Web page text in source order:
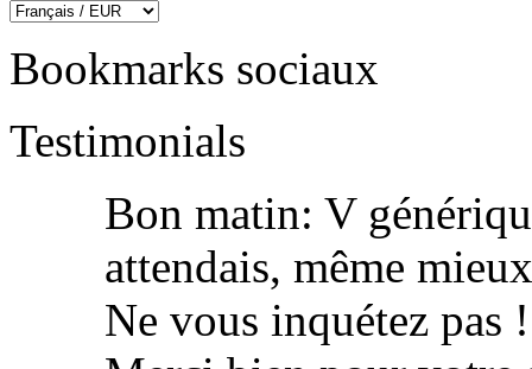
Bookmarks sociaux
Testimonials
Bon matin: V
attendais, même
Ne vous inquétez pas !